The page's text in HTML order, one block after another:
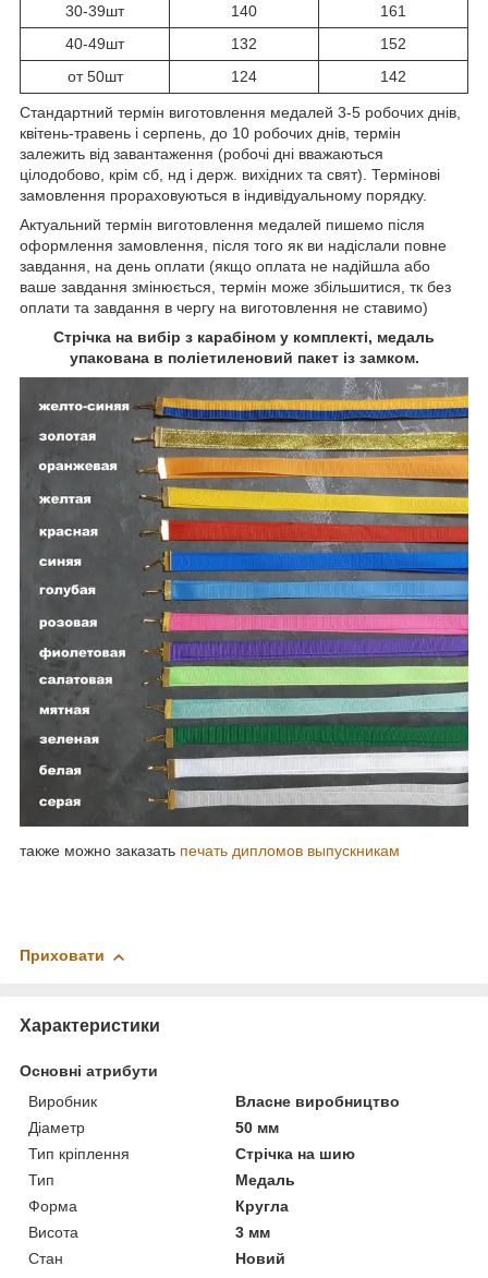
30-39шт 140
161
40-49шт
132
152
от 50шт
124 142
Стандартний термін виготовлення медалей 3-5 робочих днів,
квітень-травень і серпень, до 10 робочих днів, термін
залежить від завантаження (робочі дні вважаються
цілодобово, крім сб, нд і держ. вихідних та свят). Термінові
замовлення прораховуються в індивідуальному порядку.
Актуальний термін виготовлення медалей пишемо після
оформлення замовлення, після того як ви надіслали повне
завдання, на день оплати (якщо оплата не надійшла або
ваше завдання змінюється, термін може збільшитися, тк без
оплати та завдання в чергу на виготовлення не ставимо)
Стрічка на вибір з карабіном у комплекті, медаль
упакована в поліетиленовий пакет із замком.
также можно заказать печать дипломов выпускникам
Приховати
Характеристики
Основні атрибути
Виробник
Власне виробництво
Діаметр
50 мм
Тип кріплення
Стрічка на шию
Тип
Медаль
Форма
Кругла
Висота
3 мм
Стан
Новий